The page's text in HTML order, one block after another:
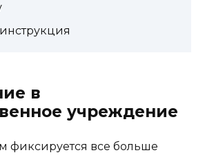
в
учреждение
фиксируется все больше